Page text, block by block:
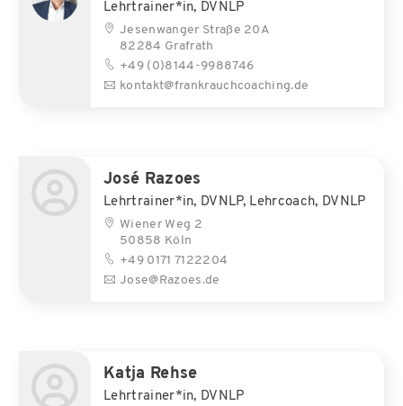
Lehrtrainer*in, DVNLP
Jesenwanger Straße 20A
82284 Grafrath
+49 (0)8144-9988746
kontakt@frankrauchcoaching.de
José Razoes
Lehrtrainer*in, DVNLP, Lehrcoach, DVNLP
Wiener Weg 2
50858 Köln
+49 0171 7122204
Jose@Razoes.de
Katja Rehse
Lehrtrainer*in, DVNLP